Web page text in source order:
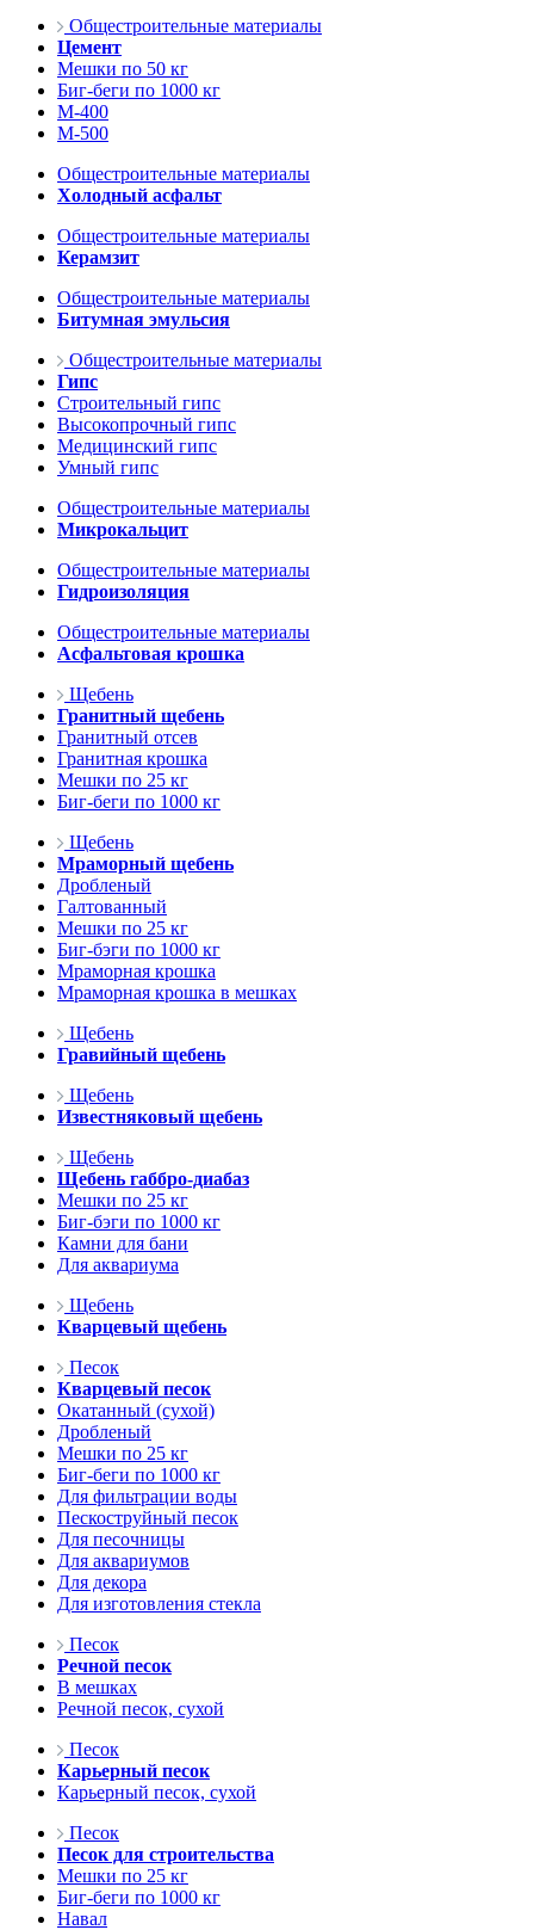
Общестроительные материалы
Цемент
Мешки по 50 кг
Биг-беги по 1000 кг
М-400
М-500
Общестроительные материалы
Холодный асфальт
Общестроительные материалы
Керамзит
Общестроительные материалы
Битумная эмульсия
Общестроительные материалы
Гипс
Строительный гипс
Высокопрочный гипс
Медицинский гипс
Умный гипс
Общестроительные материалы
Микрокальцит
Общестроительные материалы
Гидроизоляция
Общестроительные материалы
Асфальтовая крошка
Щебень
Гранитный щебень
Гранитный отсев
Гранитная крошка
Мешки по 25 кг
Биг-беги по 1000 кг
Щебень
Мраморный щебень
Дробленый
Галтованный
Мешки по 25 кг
Биг-бэги по 1000 кг
Мраморная крошка
Мраморная крошка в мешках
Щебень
Гравийный щебень
Щебень
Известняковый щебень
Щебень
Щебень габбро-диабаз
Мешки по 25 кг
Биг-бэги по 1000 кг
Камни для бани
Для аквариума
Щебень
Кварцевый щебень
Песок
Кварцевый песок
Окатанный (сухой)
Дробленый
Мешки по 25 кг
Биг-беги по 1000 кг
Для фильтрации воды
Пескоструйный песок
Для песочницы
Для аквариумов
Для декора
Для изготовления стекла
Песок
Речной песок
В мешках
Речной песок, сухой
Песок
Карьерный песок
Карьерный песок, сухой
Песок
Песок для строительства
Мешки по 25 кг
Биг-беги по 1000 кг
Навал